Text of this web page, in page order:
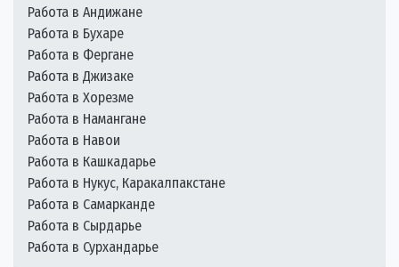
Работа в Андижане
Работа в Бухаре
Работа в Фергане
Работа в Джизаке
Работа в Хорезме
Работа в Намангане
Работа в Навои
Работа в Кашкадарье
Работа в Нукус, Каракалпакстане
Работа в Самарканде
Работа в Сырдарье
Работа в Сурхандарье